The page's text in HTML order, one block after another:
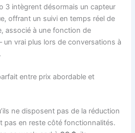
3 intègrent désormais un capteur
offrant un suivi en temps réel de
associé à une fonction de
un vrai plus lors de conversations à
entre prix abordable et
ne disposent pas de la réduction
pas en reste côté fonctionnalités.